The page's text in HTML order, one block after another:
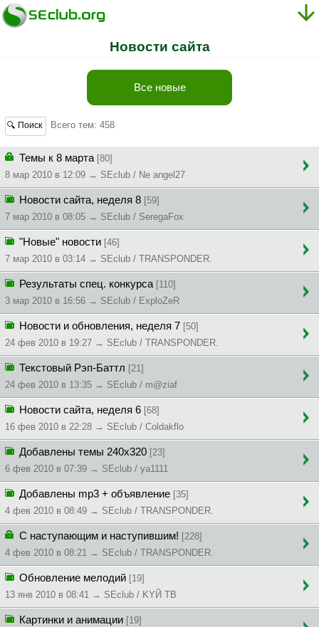
Новости сайта
Все новые
🔍 Поиск Всего тем: 458
Темы к 8 марта [80]
8 мар 2010 в 12:09 → SEclub / Ne angel27
Новости сайта, неделя 8 [59]
7 мар 2010 в 08:05 → SEclub / SeregaFox
"Новые" новости [46]
7 мар 2010 в 03:14 → SEclub / TRANSPONDER.
Результаты спец. конкурса [110]
3 мар 2010 в 16:56 → SEclub / ExploZeR
Новости и обновления, неделя 7 [50]
24 фев 2010 в 19:27 → SEclub / TRANSPONDER.
Текстовый Рэп-Баттл [21]
24 фев 2010 в 13:35 → SEclub / m@ziaf
Новости сайта, неделя 6 [68]
16 фев 2010 в 22:28 → SEclub / Coldakflo
Добавлены темы 240x320 [23]
6 фев 2010 в 07:39 → SEclub / ya1111
Добавлены mp3 + объявление [35]
4 фев 2010 в 08:49 → SEclub / TRANSPONDER.
С наступающим и наступившим! [228]
4 фев 2010 в 08:21 → SEclub / TRANSPONDER.
Обновление мелодий [19]
13 янв 2010 в 08:41 → SEclub / KYЙ TB
Картинки и анимации [19]